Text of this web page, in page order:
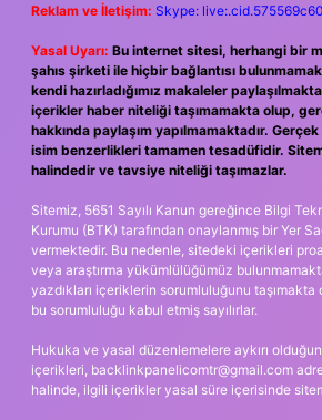
Reklam ve İletişim: Skype:
Yasal Uyarı: Bu internet sitesi, herhangi bir
şahıs şirketi ile hiçbir bağlantısı
kendi hazırladığımız makaleler
içerikler haber niteliği taşımamakta olup,
hakkında paylaşım yapılmamaktadır.
isim benzerlikleri tamamen tesadüfidir.
halindedir ve tavsiye niteliği taşımazlar.
Sitemiz, 5651 Sayılı Kanun gereğince Bilgi
Kurumu (BTK) tarafından onaylanmış bir Yer
vermektedir. Bu nedenle, sitedeki içerikleri
veya araştırma yükümlülüğümüz
yazdıkları içeriklerin sorumluluğunu
bu sorumluluğu kabul etmiş sayılırlar.
Hukuka ve yasal düzenlemelere aykırı
içerikleri, backlinkpanelicomtr@gmail.com
halinde, ilgili içerikler yasal süre içerisinde